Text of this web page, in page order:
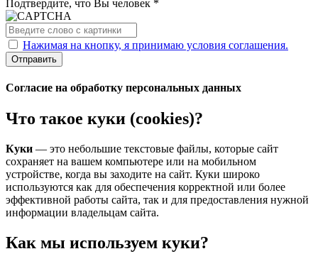
Подтвердите, что Вы человек *
Нажимая на кнопку, я принимаю условия соглашения.
Отправить
Согласие на обработку персональных данных
Что такое куки (cookies)?
Куки — это небольшие текстовые файлы, которые сайт
сохраняет на вашем компьютере или на мобильном
устройстве, когда вы заходите на сайт. Куки широко
используются как для обеспечения корректной или более
эффективной работы сайта, так и для предоставления нужной
информации владельцам сайта.
Как мы используем куки?